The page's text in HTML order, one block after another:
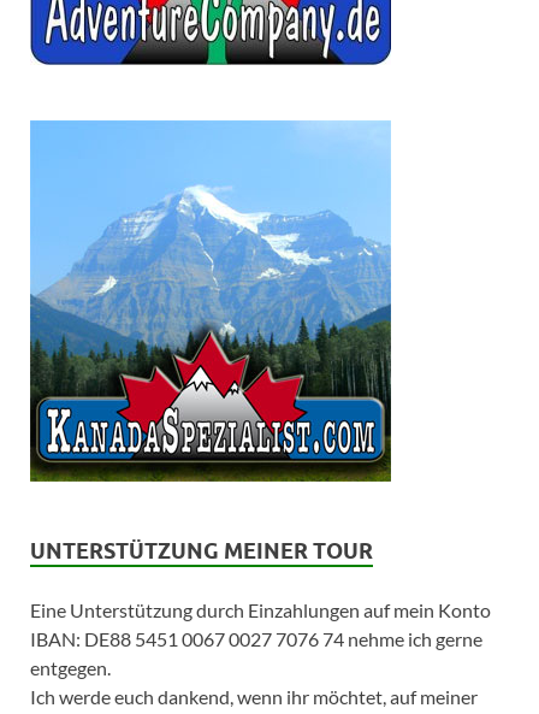
UNTERSTÜTZUNG MEINER TOUR
Eine Unterstützung durch Einzahlungen auf mein Konto
IBAN: DE88 5451 0067 0027 7076 74 nehme ich gerne
entgegen.
Ich werde euch dankend, wenn ihr möchtet, auf meiner